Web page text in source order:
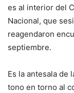
es al interior del
Nacional, que
reagendaron
septiembre.
Es la antesala de
tono en torno al